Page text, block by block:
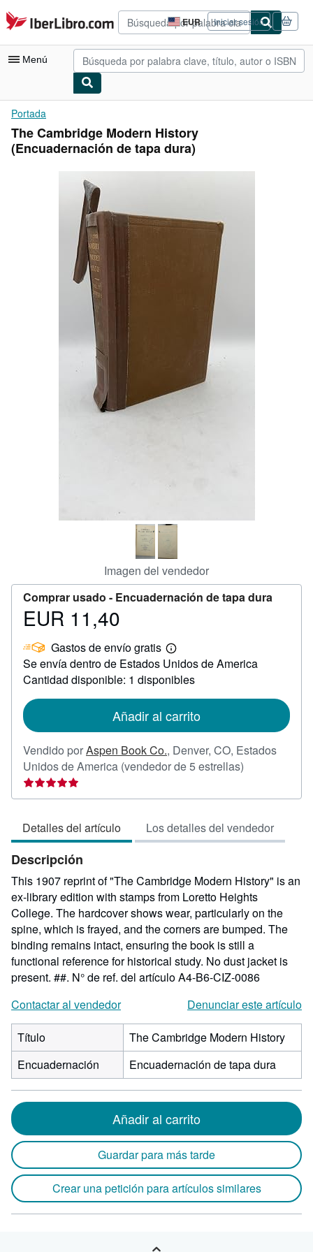
Pasar al contenido principal
IberLibro.com EUR
Preferencias
de
compra
del
Iniciar sesión
Menú
Mi cuenta
Consultar mis pedidos
Arte y coleccionismo
Comenzar a vender
Portada
The Cambridge Modern History
(Encuadernación de tapa dura)
Imagen del vendedor
Comprar usado - Encuadernación de tapa dura
Precio
11,40
EUR 11,40
Gastos de envío gratis
Más
información
sobre
las
envío
Se envía dentro de Estados Unidos de America
Cantidad disponible: 1 disponibles
Añadir al carrito
Vendido porAspen Book Co., Denver, CO, Estados
Unidos de America (vendedor de 5 estrellas)
vendedor:
de
5
Detalles del artículo Los detalles del vendedor
Descripción
This 1907 reprint of "The Cambridge Modern History" is an
ex-library edition with stamps from Loretto Heights
College. The hardcover shows wear, particularly on the
spine, which is frayed, and the corners are bumped. The
binding remains intact, ensuring the book is still a
functional reference for historical study. No dust jacket is
present. ##. N° de ref. del artículo A4-B6-CIZ-0086
Contactar al vendedor
Denunciar este artículo
Título
The Cambridge Modern History
Encuadernación
Encuadernación de tapa dura
Añadir al carrito
Guardar para más tarde
Crear una petición para artículos similares